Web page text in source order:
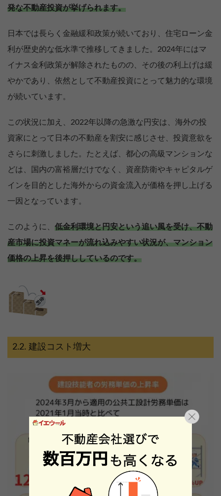
発な不動産投資が挙げられます。
日本では長らく金融緩和政策が続いており、住宅ローン金
利が歴史的な低水準で推移してきました。2024年にはマ
イナス金利政策が解除されたものの、その後の利上げは緩
やかであり、依然として不動産投資にとって魅力的な環境
が続いています。
この状況に加え、2022年以降の急激な円安は、海外の投
資家にとって日本の不動産を割安に感じさせ、投資意欲を
さらに刺激しました。たとえば、都心の高級マンションな
どは、国内の富裕層だけでなく、資産防衛やキャピタルゲ
インを目的とした海外からの資金流入が価格を押し上げる
一因となっています。
このように、 低金利環境と円安という追い風を受け、不動
産市場に投資マネーが流れ込みやすい状況が、マンション
価格の上昇を後押ししているのです。
建設コスト増大